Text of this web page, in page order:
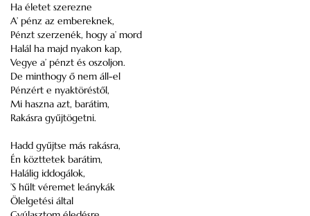
Ha életet szerezne
A’ pénz az embereknek,
Pénzt szerzenék, hogy a’ mord
Halál ha majd nyakon kap,
Vegye a’ pénzt és oszoljon.
De minthogy ő nem áll-el
Pénzért e nyaktöréstől,
Mi haszna azt, barátim,
Rakásra gyűjtögetni.
Hadd gyűjtse más rakásra,
Én közttetek barátim,
Halálig iddogálok,
’S hűlt véremet leánykák
Ölelgetési által